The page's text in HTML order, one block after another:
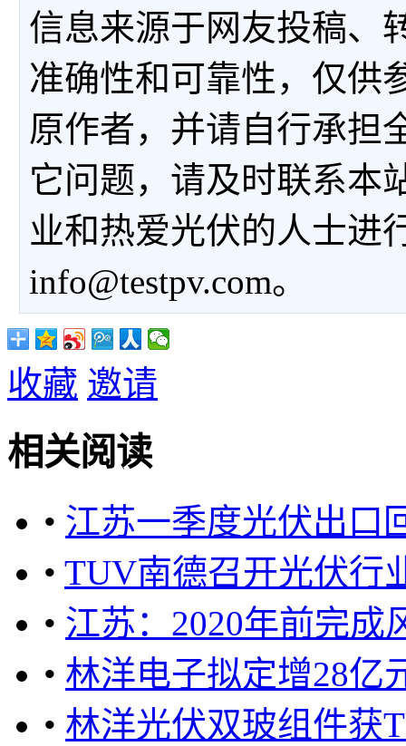
信息来源于网友投稿、
准确性和可靠性，仅供
原作者，并请自行承担
它问题，请及时联系本
业和热爱光伏的人士进
info@testpv.com。
收藏 邀请
相关阅读
• 江苏一季度光伏出口
• TUV南德召开光伏行
• 江苏：2020年前完成
• 林洋电子拟定增28亿
• 林洋光伏双玻组件获